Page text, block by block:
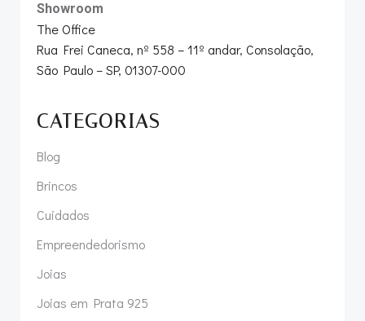
Showroom
The Office
Rua Frei Caneca, nº 558 – 11º andar, Consolação,
São Paulo – SP, 01307-000
CATEGORIAS
Blog
Brincos
Cuidados
Empreendedorismo
Joias
Joias em Prata 925